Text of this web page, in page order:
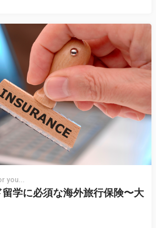
you...
学に必須な海外旅行保険〜大